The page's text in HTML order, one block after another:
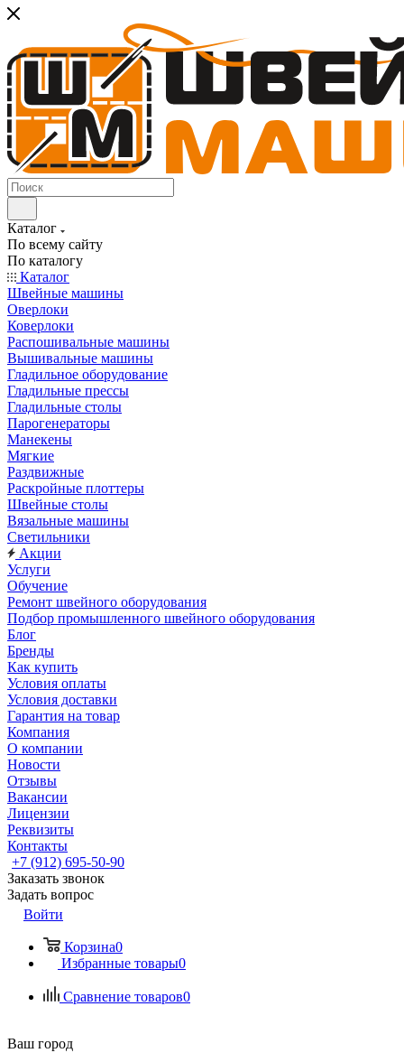
Каталог
По всему сайту
По каталогу
Каталог
Швейные машины
Оверлоки
Коверлоки
Распошивальные машины
Вышивальные машины
Гладильное оборудование
Гладильные прессы
Гладильные столы
Парогенераторы
Манекены
Мягкие
Раздвижные
Раскройные плоттеры
Швейные столы
Вязальные машины
Светильники
Акции
Услуги
Обучение
Ремонт швейного оборудования
Подбор промышленного швейного оборудования
Блог
Бренды
Как купить
Условия оплаты
Условия доставки
Гарантия на товар
Компания
О компании
Новости
Отзывы
Вакансии
Лицензии
Реквизиты
Контакты
+7 (912) 695-50-90
Заказать звонок
Задать вопрос
Войти
Корзина0
Избранные товары0
Сравнение товаров0
Ваш город